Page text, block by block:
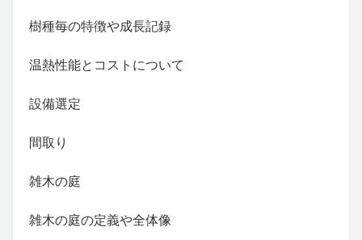
樹種毎の特徴や成長記録
温熱性能とコストについて
設備選定
間取り
雑木の庭
雑木の庭の定義や全体像